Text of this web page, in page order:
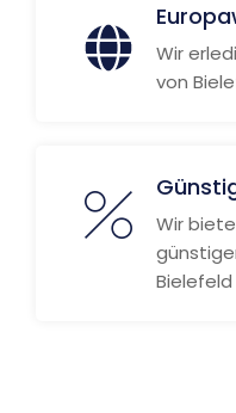
Wir
von
Wir
Bielefeld